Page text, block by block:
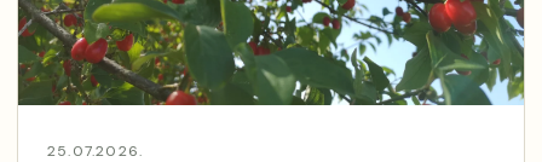
25.07.2026.